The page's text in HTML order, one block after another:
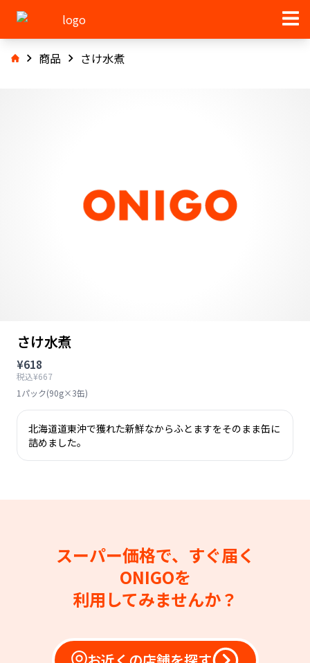
商品 さけ水煮
さけ水煮
¥618
税込¥667
1パック(90g×3缶)
北海道道東沖で獲れた新鮮なからふとますをそのまま缶に
詰めました。
スーパー価格で、すぐ届く
ONIGOを
利用してみませんか？